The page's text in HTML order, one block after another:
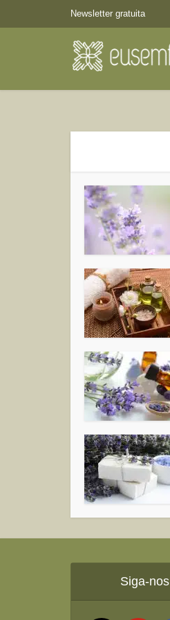
Newsletter gratuita
Siga-